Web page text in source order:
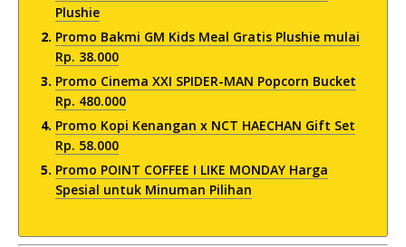
Plushie
Promo Bakmi GM Kids Meal Gratis Plushie mulai
Rp. 38.000
Promo Cinema XXI SPIDER-MAN Popcorn Bucket
Rp. 480.000
Promo Kopi Kenangan x NCT HAECHAN Gift Set
Rp. 58.000
Promo POINT COFFEE I LIKE MONDAY Harga
Spesial untuk Minuman Pilihan